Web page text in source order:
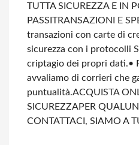
TUTTA SICUREZZA E IN
PASSI TRANSAZIONI E
transazioni con carte di
sicurezza con i protocolli
criptagio dei propri dati.•
avvaliamo di corrieri che
puntualità.ACQUISTA
SICUREZZAPER
CONTATTACI, SIAMO A